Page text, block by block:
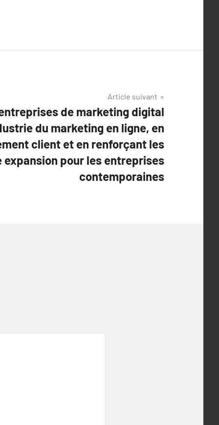
Article suivant
de marketing digital
du marketing en ligne, en
client et en renforçant les
expansion pour les entreprises
contemporaines